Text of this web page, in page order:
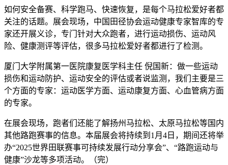
如何安全备赛、科学跑马、快速恢复，是每个马拉松爱好者都
关注的话题。展会现场，中国田径协会运动健康专家智库的专
家还开展义诊，专门针对大众跑者，进行运动损伤、运动风
险、健康测评等评估，很多马拉松爱好者都进行了检测。
厦门大学附属第一医院康复医学科主任 倪国新：做一些运动
损伤和运动防护、运动安全的评估或者说监测，我们主要是三
个方面的专家：运动医学方面、运动康复方面、心血管病方面
的专家。
在展会现场，跑者们还能了解扬州马拉松、太原马拉松等国内
其他路跑赛事的信息。本届展会将持续到1月4日，期间还将举
办“2025世界田联赛事可持续发展行动分享会”、“路跑运动与
健康”沙龙等多项活动。（完）